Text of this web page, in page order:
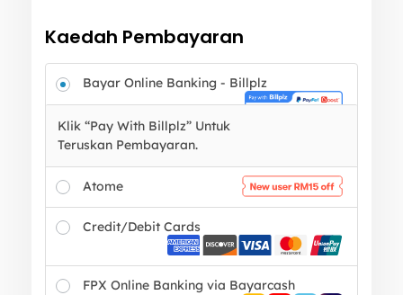
Kaedah Pembayaran
Bayar Online Banking - Billplz
Klik “Pay With Billplz” Untuk
Teruskan Pembayaran.
Atome
Credit/Debit Cards
FPX Online Banking via Bayarcash